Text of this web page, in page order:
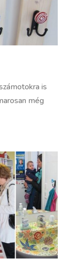
is
még